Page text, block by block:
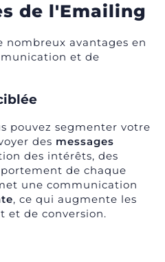
de l'Emailing
nombreux avantages en
et de
pouvez segmenter votre
des messages
des intérêts, des
de chaque
une communication
, ce qui augmente les
et de conversion.